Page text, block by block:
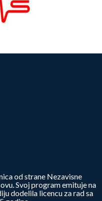
od strane Nezavisne
Svoj program emituje na
dodelila licencu za rad sa